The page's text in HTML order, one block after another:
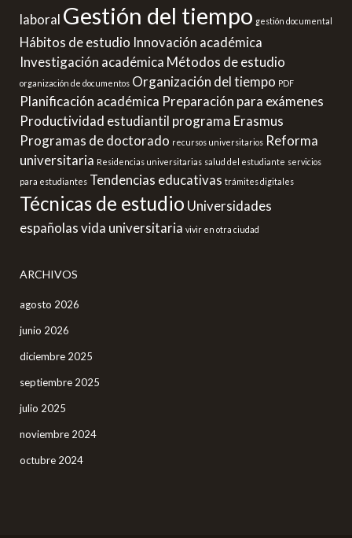
laboral Gestión del tiempo gestión documental
Hábitos de estudio Innovación académica
Investigación académica Métodos de estudio
organización de documentos Organización del tiempo PDF
Planificación académica Preparación para exámenes
Productividad estudiantil programa Erasmus
Programas de doctorado recursos universitarios Reforma
universitaria Residencias universitarias salud del estudiante servicios
para estudiantes Tendencias educativas trámites digitales
Técnicas de estudio Universidades
españolasvida universitaria vivir en otra ciudad
ARCHIVOS
agosto 2026
junio 2026
diciembre 2025
septiembre 2025
julio 2025
noviembre 2024
octubre 2024